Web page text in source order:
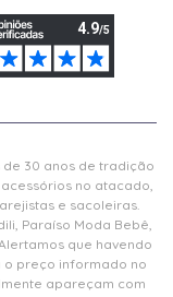
30 anos de tradição
no atacado,
e sacoleiras.
Paraíso Moda Bebê,
que havendo
preço informado no
apareçam com